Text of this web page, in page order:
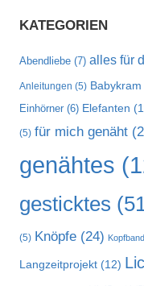
KATEGORIEN
Abendliebe (7) alles für
Anleitungen (5) Babykram
Einhörner (6) Elefanten
(5) für mich genäht
genähtes
gesticktes
(5) Knöpfe (24) Kopfband
Langzeitprojekt (12)